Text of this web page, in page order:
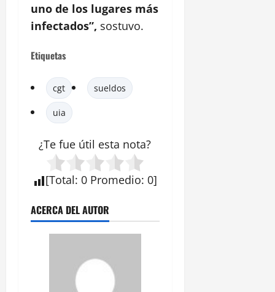
uno de los lugares más
infectados”, sostuvo.
Etiquetas
cgt sueldos
uia
¿Te fue útil esta nota?
[Total: 0 Promedio: 0]
ACERCA DEL AUTOR